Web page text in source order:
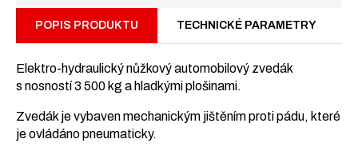
POPIS PRODUKTU TECHNICKÉ PARAMETRY
Elektro-hydraulický nůžkový automobilový zvedák
s nosností 3 500 kg a hladkými plošinami.
Zvedák je vybaven mechanickým jištěním proti pádu, které
je ovládáno pneumaticky.